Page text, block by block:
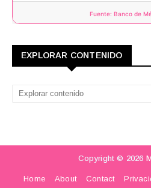
Fuente: Banco de
EXPLORAR CONTENIDO
Copyright © 2026
Home About Contact